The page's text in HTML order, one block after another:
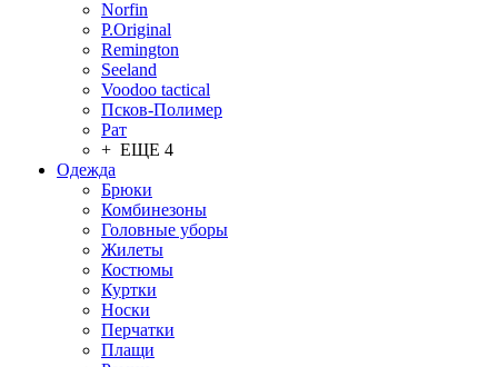
Norfin
P.Original
Remington
Seeland
Voodoo tactical
Псков-Полимер
Рат
+ ЕЩЕ 4
Одежда
Брюки
Комбинезоны
Головные уборы
Жилеты
Костюмы
Куртки
Носки
Перчатки
Плащи